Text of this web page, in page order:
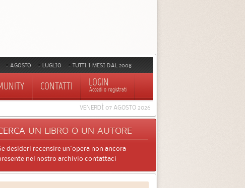
AGOSTO LUGLIO TUTTI I MESI DAL 2008
CONTATTI LOGIN
Accedi o registrati
VENERDÌ 07 AGOSTO 2026
UN LIBRO O UN AUTORE
desideri recensire un'opera non ancora
nel nostro archivio contattaci